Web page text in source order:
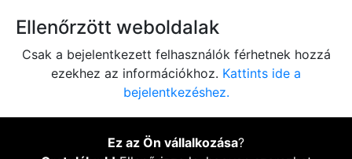
Ellenőrzött weboldalak
Csak a bejelentkezett felhasználók férhetnek hozzá
ezekhez az információkhoz. Kattints ide a
bejelentkezéshez.
Ez az Ön vállalkozása?